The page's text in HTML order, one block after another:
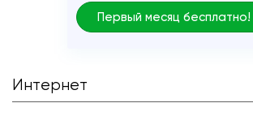
Первый месяц бесплатно!
Интернет